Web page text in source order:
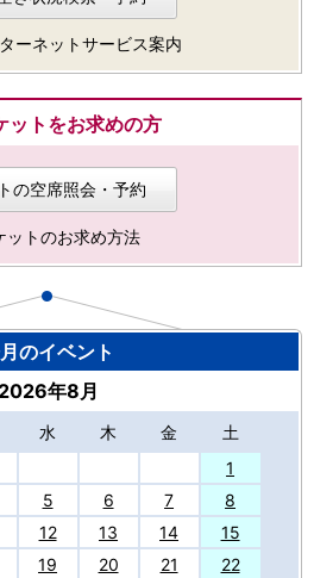
ーネットサービス案内
ットをお求めの方
の空席照会・予約
ットのお求め方法
のイベント
2026年8月
水 木 金
土
1
5 6 7
8
12 13 14
15
19 20 21
22